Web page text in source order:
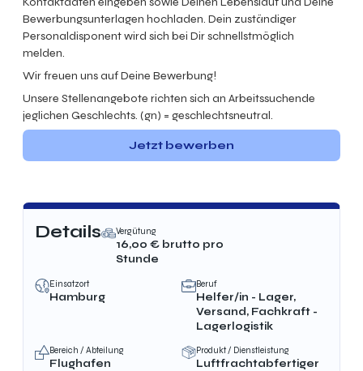
Bewerbungsunterlagen hochladen. Dein zuständiger
Personaldisponent wird sich bei Dir schnellstmöglich
melden.
Wir freuen uns auf Deine Bewerbung!
Unsere Stellenangebote richten sich an Arbeitssuchende
jeglichen Geschlechts. (gn) = geschlechtsneutral.
Jetzt bewerben
Details Vergütung
16,00 € brutto pro
Stunde
Einsatzort
Hamburg
Beruf
Helfer/in - Lager,
Versand, Fachkraft -
Lagerlogistik
Bereich / Abteilung
Flughafen
Produkt / Dienstleistung
Luftfrachtabfertiger